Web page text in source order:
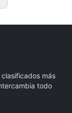
más
todo